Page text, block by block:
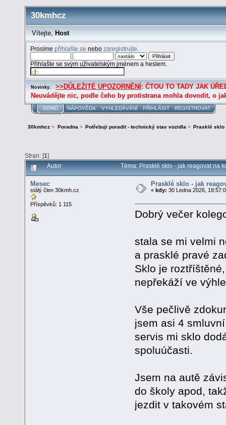
30kmhcz
Vítejte, Host
Prosímepřihlašte se nebozaregistrujte
Přihlašte se svým uživatelským jménem a heslem.
Novinky: >>DŮLEŽITÉ UPOZORNĚNÍ : ČTOU TO TADY JAK
Neuvádějte nic, podle čeho by protistrana mohla dovodit, o
DOMŮ NÁPOVĚDA VYHLEDÁVÁNÍ PŘIHLÁSIT REGISTROVAT
30kmhcz > Poradna> Potřebuji poradit - technický stav vozidla> Prasklé sklo
Stran: [1]
Autor Téma: Prasklé sklo - jak reagovat na
Mesec
stálý člen 30kmh.cz
Příspěvků: 1 115
Prasklé sklo - jak
« kdy: 30 Ledna 2026,
Dobrý večer
stala se mi velmi
a prasklé pravé
Sklo je
nepřekáží ve
Vše pečlivě
jsem asi 4
servis mi sklo
spoluúčasti.
Jsem na autě
do školy apod,
jezdit v takovém